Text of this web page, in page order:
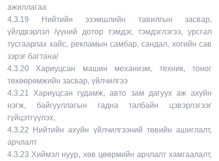
ажиллагаа
4.3.19 Нийтийн эзэмшлийн тавилгын засвар,
үйлдвэрлэл /үүний дотор тэмдэг, тэмдэглэгээ, урсгал
тусгаарлах хайс, рекламын самбар, сандал, хогийн сав
зэрэг багтана/
4.3.20 Хариуцсан машин механизм, техник, тоног
төхөөрөмжийн засвар, үйлчилгээ
4.3.21 Хариуцсан гудамж, авто зам дагуух аж ахуйн
нэгж, байгууллагын гадна талбайн цэвэрлэгээг
гүйцэтгүүлэх,
4.3.22 Нийтийн ахуйн үйлчилгээний төвийн ашиглалт,
арчлалт
4.3.23 Хиймэл нуур, хөв цөөрмийн арчлалт хамгаалалт,